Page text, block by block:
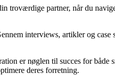
troværdige partner, når du
interviews, artikler og case
er nøglen til succes for både
deres forretning.